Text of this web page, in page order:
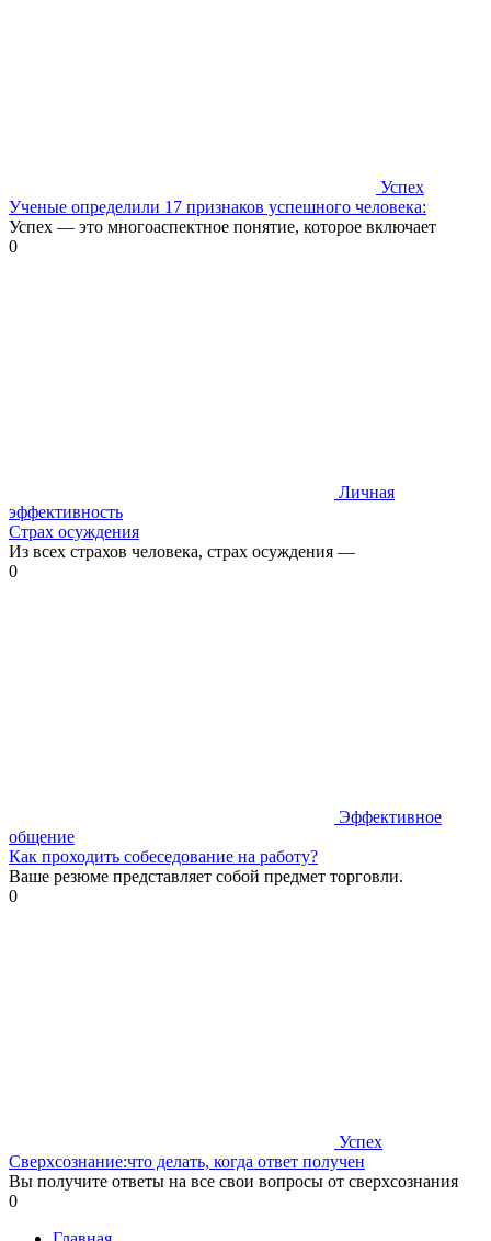
Успех
Ученые определили 17 признаков успешного человека:
Успех — это многоаспектное понятие, которое включает
0
Личная
эффективность
Страх осуждения
Из всех страхов человека, страх осуждения —
0
Эффективное
общение
Как проходить собеседование на работу?
Ваше резюме представляет собой предмет торговли.
0
Успех
Сверхсознание:что делать, когда ответ получен
Вы получите ответы на все свои вопросы от сверхсознания
0